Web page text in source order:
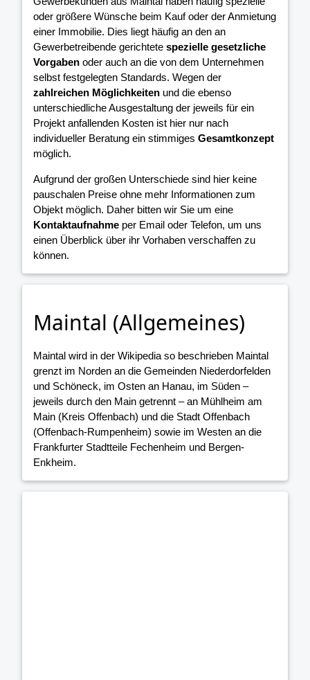
oder größere Wünsche beim Kauf oder der Anmietung
einer Immobilie. Dies liegt häufig an den an
Gewerbetreibende gerichtete spezielle gesetzliche
Vorgaben oder auch an die von dem Unternehmen
selbst festgelegten Standards. Wegen der
zahlreichen Möglichkeiten und die ebenso
unterschiedliche Ausgestaltung der jeweils für ein
Projekt anfallenden Kosten ist hier nur nach
individueller Beratung ein stimmiges Gesamtkonzept
möglich.
Aufgrund der großen Unterschiede sind hier keine
pauschalen Preise ohne mehr Informationen zum
Objekt möglich. Daher bitten wir Sie um eine
Kontaktaufnahme per Email oder Telefon, um uns
einen Überblick über ihr Vorhaben verschaffen zu
können.
Maintal (Allgemeines)
Maintal wird in der Wikipedia so beschrieben Maintal
grenzt im Norden an die Gemeinden Niederdorfelden
und Schöneck, im Osten an Hanau, im Süden –
jeweils durch den Main getrennt – an Mühlheim am
Main (Kreis Offenbach) und die Stadt Offenbach
(Offenbach-Rumpenheim) sowie im Westen an die
Frankfurter Stadtteile Fechenheim und Bergen-
Enkheim.